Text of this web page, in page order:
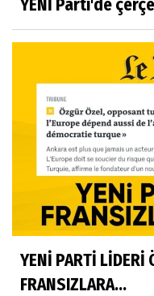
YENİ Parti'de
YENİ PARTİ LİDERİ
FRANSIZLARA...